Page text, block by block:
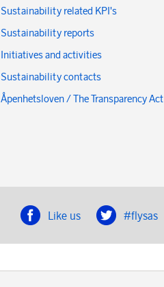
Sustainability related KPI's
Sustainability reports
Initiatives and activities
Sustainability contacts
Åpenhetsloven / The Transparency Act
Like us #flysas